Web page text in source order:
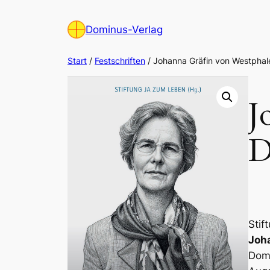
Dominus-Verlag
Start / Festschriften / Johanna Gräfin von